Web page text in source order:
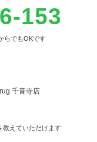
153
らでもOKです
千音寺店
教えていただけます